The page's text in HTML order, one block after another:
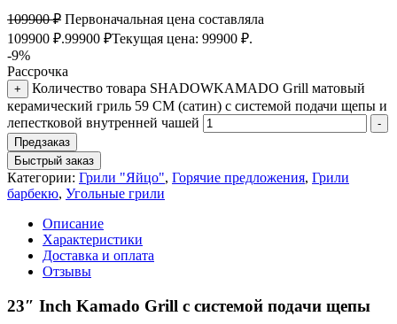
109900₽ Первоначальная цена составляла
109900 ₽.99900 ₽Текущая цена: 99900 ₽.
-9%
Рассрочка
+
Количество товара SHADOWKAMADO Grill матовый
керамический гриль 59 СМ (сатин) с системой подачи щепы и
лепестковой внутренней чашей
-
Предзаказ
Быстрый заказ
Категории: Грили "Яйцо", Горячие предложения, Грили
барбекю, Угольные грили
Описание
Характеристики
Доставка и оплата
Отзывы
23″ Inch Kamado Grill с системой подачи щепы